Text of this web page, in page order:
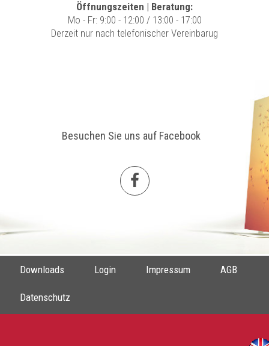
Öffnungszeiten | Beratung:
Mo - Fr: 9:00 - 12:00 / 13:00 - 17:00
Derzeit nur nach telefonischer Vereinbarug
Besuchen Sie uns auf Facebook
Downloads Login Impressum AGB
Datenschutz